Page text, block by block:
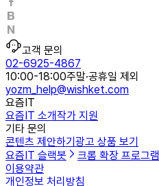
고객 문의
02-6925-4867
10:00-18:00주말·공휴일 제외
yozm_help@wishket.com
요즘IT
요즘IT 소개작가 지원
기타 문의
콘텐츠 제안하기 광고 상품 보기
요즘IT 슬랙봇
크롬 확장 프로그램
이용약관
개인정보 처리방침